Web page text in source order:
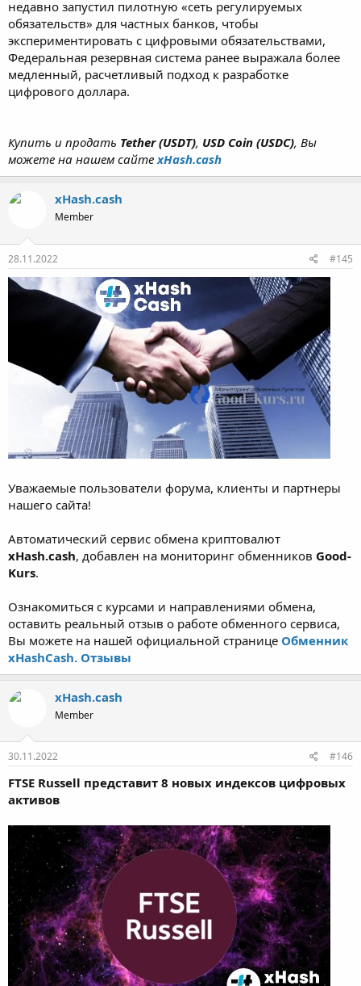
недавно запустил пилотную «сеть регулируемых
обязательств» для частных банков, чтобы
экспериментировать с цифровыми обязательствами,
Федеральная резервная система ранее выражала более
медленный, расчетливый подход к разработке
цифрового доллара.
Купить и продать Tether (USDT), USD Coin (USDC), Вы
можете на нашем сайтеxHash.cash
xHash.cash
Member
28.11.2022 #145
Уважаемые пользователи форума, клиенты и партнеры
нашего сайта!
Автоматический сервис обмена криптовалют
xHash.cash, добавлен на мониторинг обменников Good-
Kurs.
Ознакомиться с курсами и направлениями обмена,
оставить реальный отзыв о работе обменного сервиса,
Вы можете на нашей официальной странице Обменник
xHashCash. Отзывы
xHash.cash
Member
30.11.2022 #146
FTSE Russell представит 8 новых индексов цифровых
активов